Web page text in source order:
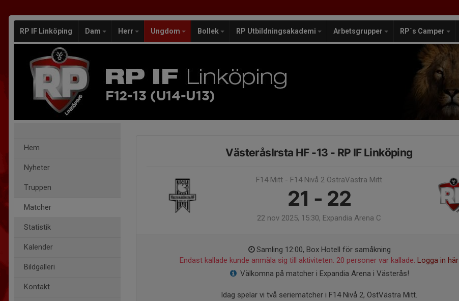
RP IF Linköping Dam Herr Ungdom Bollek RP Utbildningsakademi Arbetsgrupper RP´s Camper
F12-13 (U14-U13)
Hem
Nyheter
Truppen
Matcher
Statistik
Kalender
Bildgalleri
Kontakt
VästeråsIrsta HF -13 - RP IF Linköping
F14 Mitt - F14 Nivå 2 ÖstraVästra Mitt
21 - 22
22 nov 2025, 15:30, Expandia Arena C
Samling 12:00, Box Hotell för samåkning
Endast kallade kunde anmäla sig till aktiviteten. 20 personer var kallade. Logga in här
Välkomna på matcher i Expandia Arena i Västerås!
Idag spelar vi två seriematcher i F14 Nivå 2, ÖstVästra Mitt.